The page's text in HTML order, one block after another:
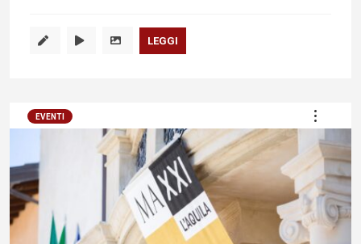
LEGGI
EVENTI